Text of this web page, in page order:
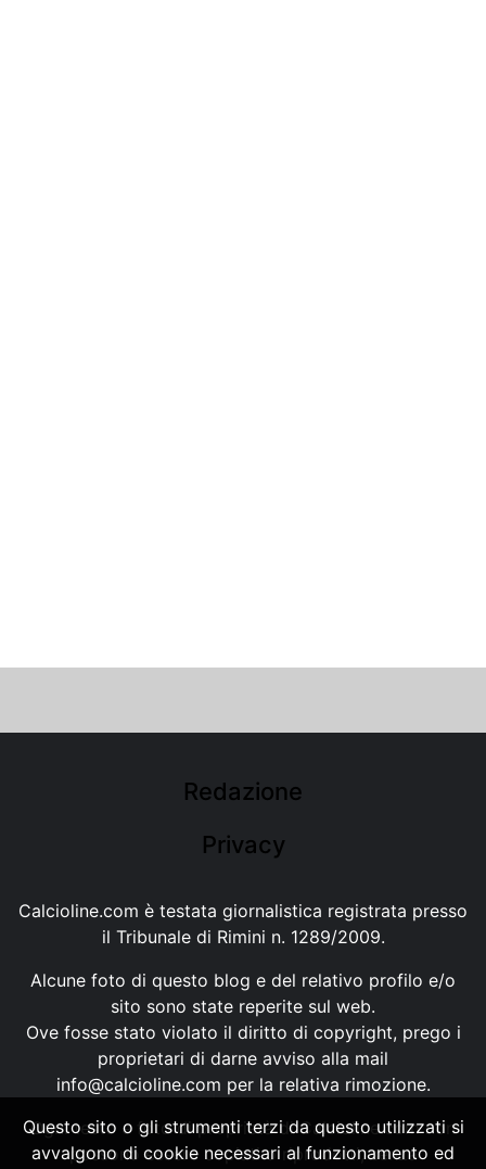
Redazione
Privacy
Calcioline.com è testata giornalistica registrata presso
il Tribunale di Rimini n. 1289/2009.
Alcune foto di questo blog e del relativo profilo e/o
sito sono state reperite sul web.
Ove fosse stato violato il diritto di copyright, prego i
proprietari di darne avviso alla mail
info@calcioline.com per la relativa rimozione.
Ogni testo e foto di proprietà di Calcioline.com non
possono essere copiati o riprodotti, senza
Questo sito o gli strumenti terzi da questo utilizzati si
avvalgono di cookie necessari al funzionamento ed